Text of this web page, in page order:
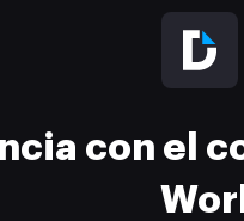
con el